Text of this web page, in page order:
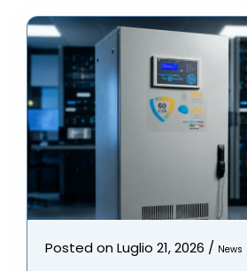
Posted onLuglio 21, 2026 / News